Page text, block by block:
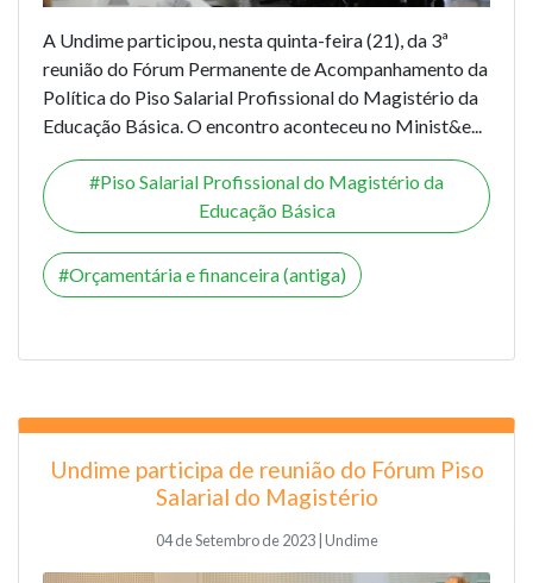
A Undime participou, nesta quinta-feira (21), da 3ª
reunião do Fórum Permanente de Acompanhamento da
Política do Piso Salarial Profissional do Magistério da
Educação Básica. O encontro aconteceu no Minist&e...
Piso Salarial Profissional do Magistério da
Educação Básica
Orçamentária e financeira (antiga)
Undime participa de reunião do Fórum Piso
Salarial do Magistério
04 de Setembro de 2023 | Undime